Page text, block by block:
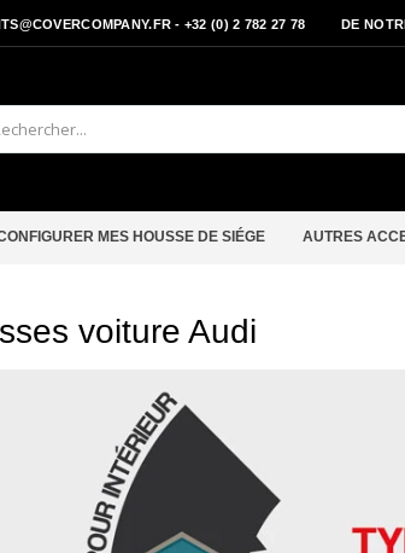
- +32 (0) 2 782 27 78 DE
MES HOUSSE DE SIÉGE AUTRES
voiture Audi